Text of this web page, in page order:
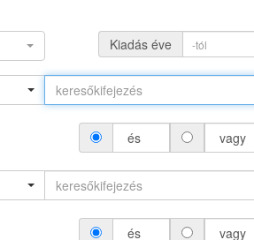
Kiadás éve
és vagy
és vagy